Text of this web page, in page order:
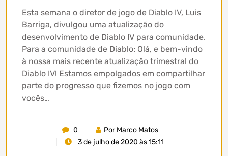
Esta semana o diretor de jogo de Diablo IV, Luis
Barriga, divulgou uma atualização do
desenvolvimento de Diablo IV para comunidade.
Para a comunidade de Diablo: Olá, e bem-vindo
à nossa mais recente atualização trimestral do
Diablo IV! Estamos empolgados em compartilhar
parte do progresso que fizemos no jogo com
vocês…
0
Por Marco Matos
3 de julho de 2020 às 15:11